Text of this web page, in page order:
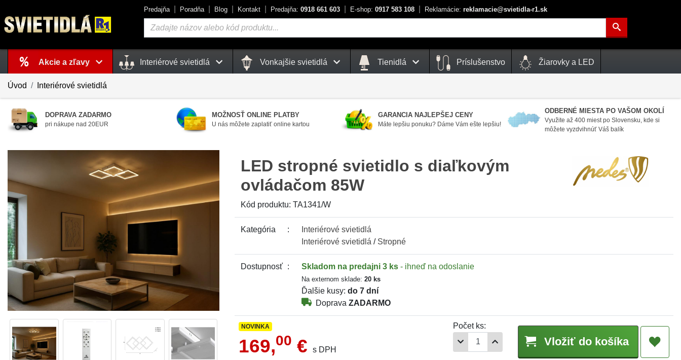
Predajňa Poradňa Blog Kontakt Predajňa: 0918 661 603 E-shop: 0917 583 108 Reklamácie: reklamacie@svietidla-r1.sk
Vyhľadávanie
Košík
je prázdny
Akcie a zľavy Interiérové svietidlá Vonkajšie svietidlá Tienidlá Príslušenstvo Žiarovky a LED
Úvod Interiérové svietidlá
DOPRAVA ZADARMO
pri nákupe nad 20EUR
MOŽNOSŤ ONLINE PLATBY
U nás môžete zaplatiť online kartou
GARANCIA NAJLEPŠEJ CENY
Máte lepšiu ponuku? Dáme Vám ešte lepšiu!
ODBERNÉ MIESTA PO VAŠOM OKOLÍ
Využite až 400 miest po Slovensku, kde si
môžete vyzdvihnúť Váš balík
LED stropné svietidlo s diaľkovým
ovládačom 85W
Kód produktu: TA1341/W
Kategória Interiérové svietidlá
Interiérové svietidlá / Stropné
Dostupnosť Skladom na predajni 3 ks - ihneď na odoslanie
Na externom sklade: 20 ks
Ďalšie kusy: do 7 dní
Doprava ZADARMO
NOVINKA
169,00 € s DPH
Počet ks:
Vložiť do košíka